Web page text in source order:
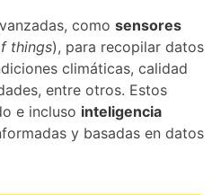
como sensores
things), para recopilar datos
climáticas, calidad
entre otros. Estos
e incluso inteligencia
y basadas en datos